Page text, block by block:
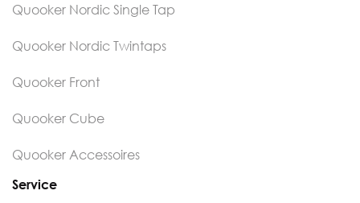
Quooker Nordic Single Tap
Quooker Nordic Twintaps
Quooker Front
Quooker Cube
Quooker Accessoires
Service